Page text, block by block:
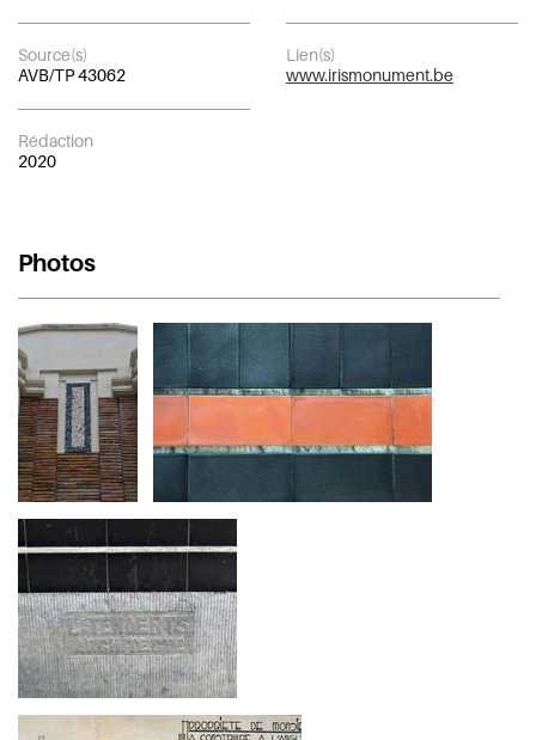
Source(s)
AVB/TP 43062
Lien(s)
www.irismonument.be
Rédaction
2020
Photos